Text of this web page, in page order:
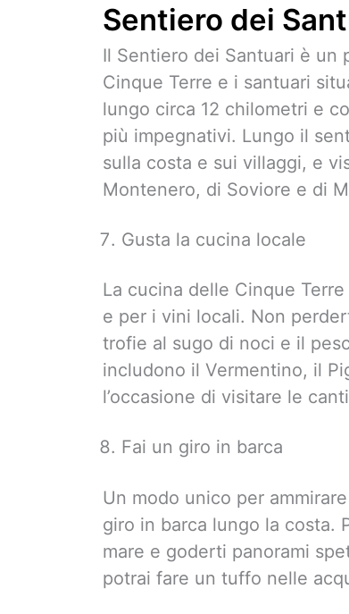
Sentiero dei
Il Sentiero dei Santuari è un
Cinque Terre e i santuari
lungo circa 12 chilometri e
più impegnativi. Lungo il
sulla costa e sui villaggi, e
Montenero, di Soviore e di
Gusta la cucina locale
La cucina delle Cinque
e per i vini locali. Non
trofie al sugo di noci e il
includono il Vermentino, il
l’occasione di visitare le
Fai un giro in barca
Un modo unico per
giro in barca lungo la costa.
mare e goderti panorami
potrai fare un tuffo nelle